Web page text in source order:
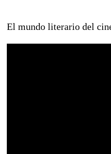
El mundo literario del